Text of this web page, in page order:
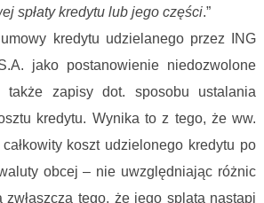
spłaty kredytu lub jego części.”
kredytu udzielanego przez ING
jako postanowienie niedozwolone
także zapisy dot. sposobu ustalania
kredytu. Wynika to z tego, że ww.
całkowity koszt udzielonego kredytu po
obcej – nie uwzględniając różnic
zwłaszcza tego, że jego splata nastąpi